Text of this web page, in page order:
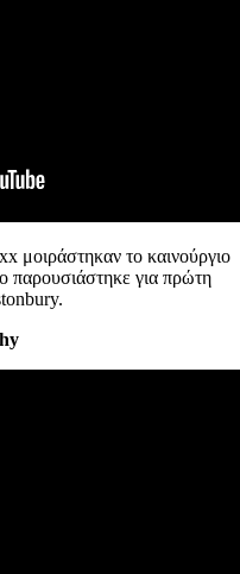
μοιράστηκαν το καινούργιο
παρουσιάστηκε για πρώτη